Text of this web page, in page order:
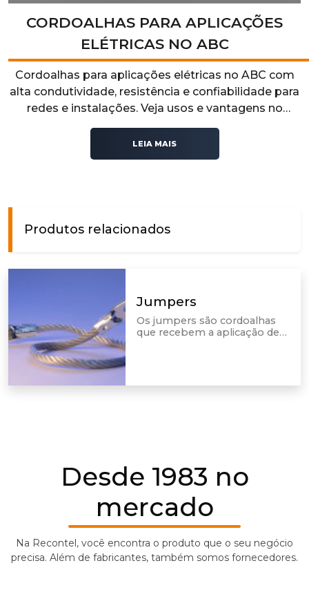
CORDOALHAS PARA APLICAÇÕES
ELÉTRICAS NO ABC
Cordoalhas para aplicações elétricas no ABC com
alta condutividade, resistência e confiabilidade para
redes e instalações. Veja usos e vantagens no
LEIA MAIS
Produtos relacionados
Jumpers
Os jumpers são cordoalhas
que recebem a aplicação de
Desde 1983 no
mercado
Na Recontel, você encontra o produto que o seu negócio
precisa. Além de fabricantes, também somos fornecedores.